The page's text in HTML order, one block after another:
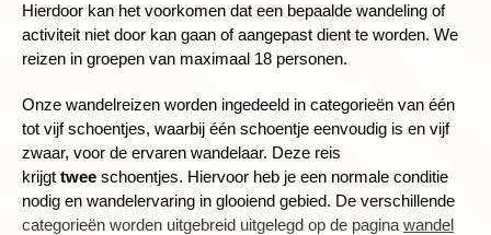
Hierdoor kan het voorkomen dat een bepaalde wandeling of
activiteit niet door kan gaan of aangepast dient te worden. We
reizen in groepen van maximaal 18 personen.
Onze wandelreizen worden ingedeeld in categorieën van één
tot vijf schoentjes, waarbij één schoentje eenvoudig is en vijf
zwaar, voor de ervaren wandelaar. Deze reis
krijgt twee schoentjes. Hiervoor heb je een normale conditie
nodig en wandelervaring in glooiend gebied. De verschillende
categorieën worden uitgebreid uitgelegd op de pagina wandel